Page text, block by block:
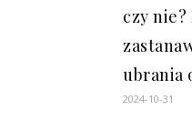
czy nie?
ubrania
2024-10-31